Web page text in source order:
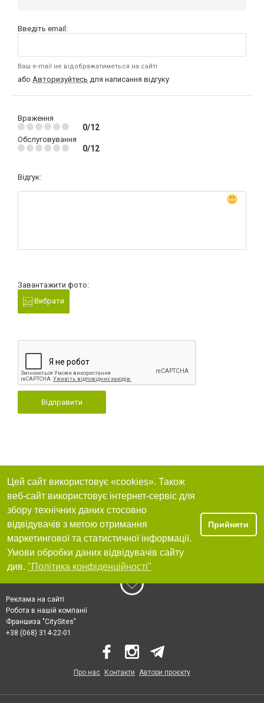
Введіть email:
Ваш e-mail не відображатиметься на сайті
або Авторизуйтесь для написання відгуку
Враження
0/12
Обслуговування
0/12
Відгук:
Завантажити фото:
Вибрати
Відправити
Цей сайт використовує «cookies». Також
веб-сайт використовує інтернет-сервіс для
збору технічних даних стосовно
відвідувачів з метою отримання
маркетингової та статистичної інформації.
Умови обробки даних відвідувачів сайту
див. "Політика конфіденційності"
Прийняти
Реклама на сайті
Робота в нашій компанії
Франшиза "CitySites"
+38 (068) 314-22-01
Про нас Контакти Автори проєкту